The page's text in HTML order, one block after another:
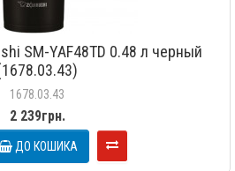
SM-YAF48TD 0.48 л черный
1678.03.43
2 239грн.
ДО КОШИКА